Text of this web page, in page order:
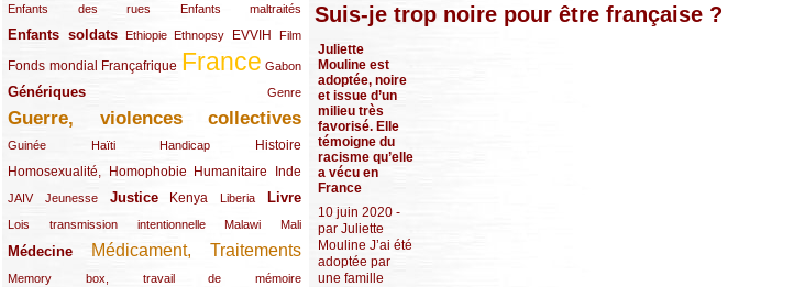
Enfants des rues
(21/289) Enfants maltraités
(10/289)
Enfants soldats
(68/289) Ethiopie
(12/289) Ethnopsy
(15/289) EVVIH
(55/289) Film
(22/289)
Fonds mondial
(48/289) Françafrique
(39/289) France
(289/289) Gabon
(12/289)
Génériques
(59/289) Genre
(22/289)
Guerre, violences collectives
(149/289)
Guinée
(12/289) Haïti
(15/289) Handicap
(10/289) Histoire
(49/289)
Homosexualité, Homophobie
(44/289) Humanitaire
(47/289) Inde
(34/289)
JAIV
(10/289)Jeunesse
(21/289) Justice
(65/289) Kenya
(35/289) Liberia
(25/289) Livre
(62/289)
Lois transmission intentionnelle
(24/289) Malawi
(11/289) Mali
(21/289)
Médecine
(62/289) Médicament, Traitements
(142/289)
Memory box, travail de mémoire
(11/289)
Suis-je trop noire pour être française ?
Juliette
Mouline est
adoptée, noire
et issue d’un
milieu très
favorisé. Elle
témoigne du
racisme qu’elle
a vécu en
France
10 juin 2020 -
par Juliette
Mouline J’ai été
adoptée par
une famille